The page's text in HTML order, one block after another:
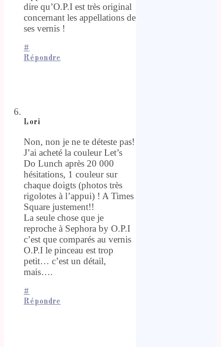
dire qu’O.P.I est très original
concernant les appellations de
ses vernis !
#
Répondre
Lori
Non, non je ne te déteste pas!
J’ai acheté la couleur Let’s
Do Lunch après 20 000
hésitations, 1 couleur sur
chaque doigts (photos très
rigolotes à l’appui) ! A Times
Square justement!!
La seule chose que je
reproche à Sephora by O.P.I
c’est que comparés au vernis
O.P.I le pinceau est trop
petit… c’est un détail,
mais….
#
Répondre